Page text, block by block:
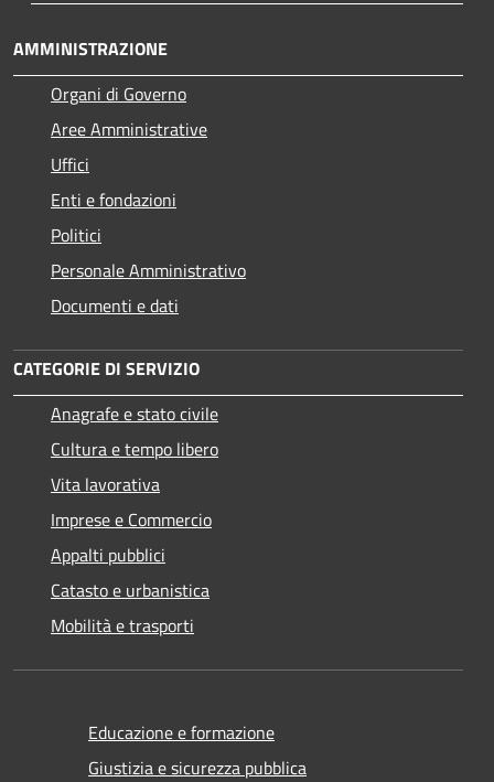
AMMINISTRAZIONE
Organi di Governo
Aree Amministrative
Uffici
Enti e fondazioni
Politici
Personale Amministrativo
Documenti e dati
CATEGORIE DI SERVIZIO
Anagrafe e stato civile
Cultura e tempo libero
Vita lavorativa
Imprese e Commercio
Appalti pubblici
Catasto e urbanistica
Mobilità e trasporti
Educazione e formazione
Giustizia e sicurezza pubblica